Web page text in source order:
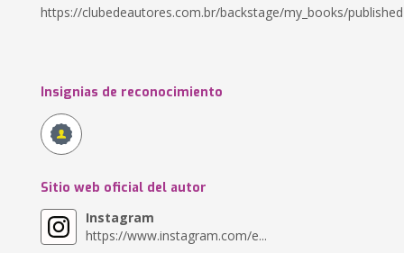
https://clubedeautores.com.br/backstage/my_books/published
Insignias de reconocimiento
Sitio web oficial del autor
Instagram
https://www.instagram.com/e...